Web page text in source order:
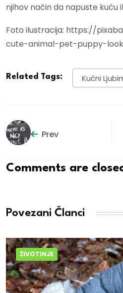
njihov način da napuste kuću
Foto ilustracija: https://
cute-animal-pet-puppy-
Related Tags: Kućni
Prev
Comments are
Povezani Članci
ŽIVOTINJE